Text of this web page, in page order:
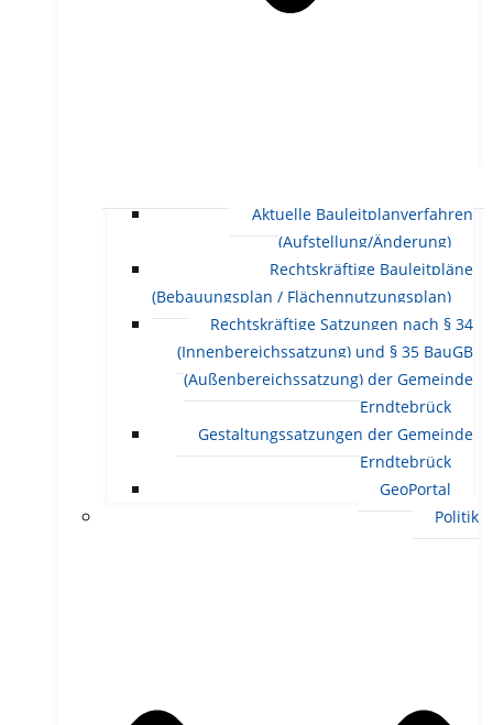
Aktuelle Bauleitplanverfahren
(Aufstellung/Änderung)
Rechtskräftige Bauleitpläne
(Bebauungsplan / Flächennutzungsplan)
Rechtskräftige Satzungen nach § 34
(Innenbereichssatzung) und § 35 BauGB
(Außenbereichssatzung) der Gemeinde
Erndtebrück
Gestaltungssatzungen der Gemeinde
Erndtebrück
GeoPortal
Politik